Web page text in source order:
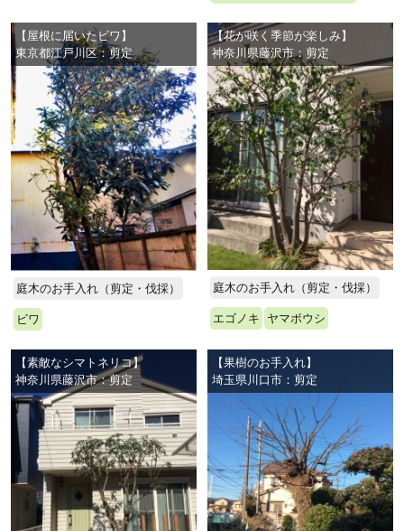
【屋根に届いたビワ】
東京都江戸川区：剪定
庭木のお手入れ（剪定・伐採）
ビワ
【花が咲く季節が楽しみ】
神奈川県藤沢市：剪定
庭木のお手入れ（剪定・伐採）
エゴノキ ヤマボウシ
【素敵なシマトネリコ】
神奈川県藤沢市：剪定
【果樹のお手入れ】
埼玉県川口市：剪定